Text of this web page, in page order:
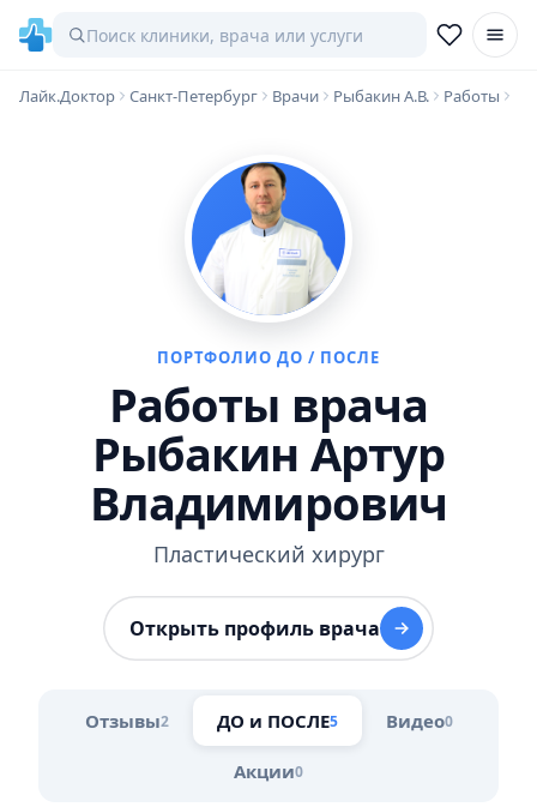
Лайк.Доктор Санкт-Петербург Врачи Рыбакин А.В. Работы
ПОРТФОЛИО ДО / ПОСЛЕ
Работы врача
Рыбакин Артур
Владимирович
Пластический хирург
Открыть профиль врача
Отзывы2 ДО и ПОСЛЕ5 Видео0
Акции0